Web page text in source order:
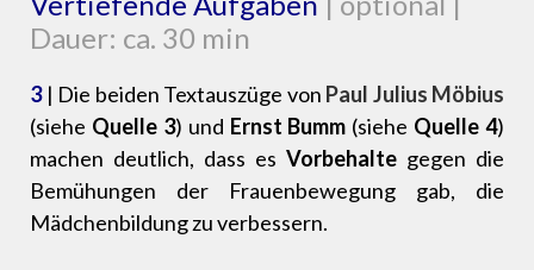
Dauer: ca. 30 min
3| Die beiden Textauszüge von Paul Julius Möbius
(siehe Quelle 3) und Ernst Bumm (siehe Quelle 4)
machen deutlich, dass es Vorbehalte gegen die
Bemühungen der Frauenbewegung gab, die
Mädchenbildung zu verbessern.